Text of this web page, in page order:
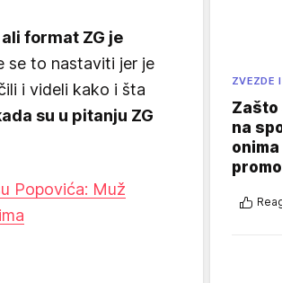
format ZG je
se to nastaviti jer je
i videli kako i šta
su u pitanju ZG
Popovića: Muž
ZVEZDE
Zašto
na